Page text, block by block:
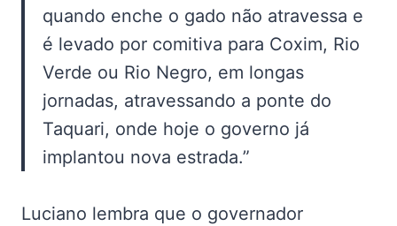
quando enche o gado não atravessa e
é levado por comitiva para Coxim, Rio
Verde ou Rio Negro, em longas
jornadas, atravessando a ponte do
Taquari, onde hoje o governo já
implantou nova estrada.”
Luciano lembra que o governador